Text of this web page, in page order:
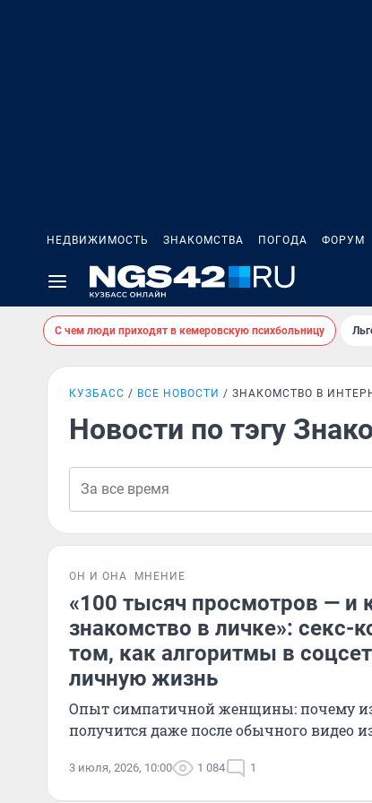
НЕДВИЖИМОСТЬ ЗНАКОМСТВА ПОГОДА ФОРУМ
С чем люди приходят в кемеровскую психбольницу
КУЗБАСС ВСЕ НОВОСТИ ЗНАКОМСТВО В
Новости по тэгу
ОН И ОНА МНЕНИЕ
«100 тысяч просмотров — и
знакомство в личке»: секс-
том, как алгоритмы в
личную жизнь
Опыт симпатичной женщины: почему
получится даже после обычного видео
3 июля, 2026, 10:00 1 084 1